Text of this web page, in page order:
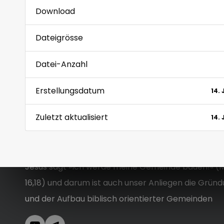
Download
Dateigrösse
Datei-Anzahl
Erstellungsdatum 14.
Zuletzt aktualisiert 14.
Jesus sagt »Ich werde meine Gemeinde bauen!«
16,18) und darum ist auch unser Anliegen die
und der Aufbau biblisch orientierter Gemeinden